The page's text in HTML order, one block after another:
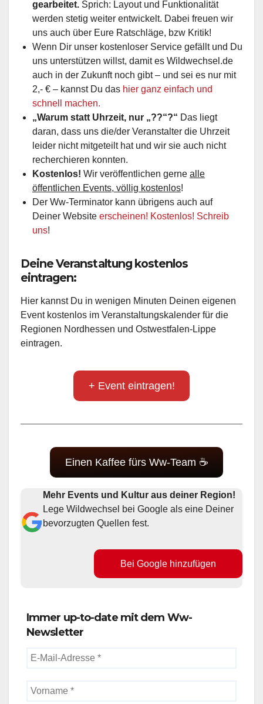
gearbeitet. Sprich: Layout und Funktionalität
werden stetig weiter entwickelt. Dabei freuen wir
uns auch über Eure Ratschläge, bzw Kritik!
Wenn Dir unser kostenloser Service gefällt und Du
uns unterstützen willst, damit es Wildwechsel.de
auch in der Zukunft noch gibt – und sei es nur mit
2,- € – kannst Du das hier ganz einfach und
schnell machen.
„Warum statt Uhrzeit, nur „??“?“ Das liegt
daran, dass uns die/der Veranstalter die Uhrzeit
leider nicht mitgeteilt hat und wir sie auch nicht
recherchieren konnten.
Kostenlos! Wir veröffentlichen gerne alle
öffentlichen Events, völlig kostenlos!
Der Ww-Terminator kann übrigens auch auf
Deiner Website erscheinen! Kostenlos! Schreib
uns!
Deine Veranstaltung kostenlos
eintragen:
Hier kannst Du in wenigen Minuten Deinen eigenen
Event kostenlos im Veranstaltungskalender für die
Regionen Nordhessen und Ostwestfalen-Lippe
eintragen.
+ Event eintragen!
Einen Kaffee fürs Ww-Team ☕
Mehr Events und Kultur aus deiner Region!
Lege Wildwechsel bei Google als eine Deiner
bevorzugten Quellen fest.
Bei Google hinzufügen
Immer up-to-date mit dem Ww-
Newsletter